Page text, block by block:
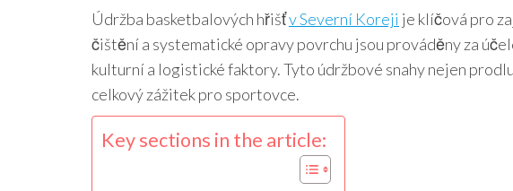
Údržba basketbalových hřišťv Severní Koreji je klíčová pro
čištění a systematické opravy povrchu jsou prováděny za
kulturní a logistické faktory. Tyto údržbové snahy nejen
celkový zážitek pro sportovce.
Key sections in the article: